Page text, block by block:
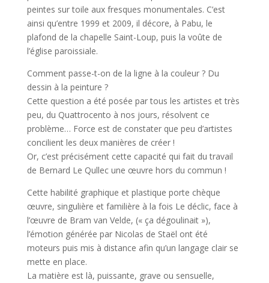
peintes sur toile aux fresques monumentales. C’est
ainsi qu’entre 1999 et 2009, il décore, à Pabu, le
plafond de la chapelle Saint-Loup, puis la voûte de
l’église paroissiale.
Comment passe-t-on de la ligne à la couleur ? Du
dessin à la peinture ?
Cette question a été posée par tous les artistes et très
peu, du Quattrocento à nos jours, résolvent ce
problème… Force est de constater que peu d’artistes
concilient les deux manières de créer !
Or, c’est précisément cette capacité qui fait du travail
de Bernard Le Qullec une œuvre hors du commun !
Cette habilité graphique et plastique porte chèque
œuvre, singulière et familière à la fois Le déclic, face à
l’œuvre de Bram van Velde, (« ça dégoulinait »),
l’émotion générée par Nicolas de Staël ont été
moteurs puis mis à distance afin qu’un langage clair se
mette en place.
La matière est là, puissante, grave ou sensuelle,